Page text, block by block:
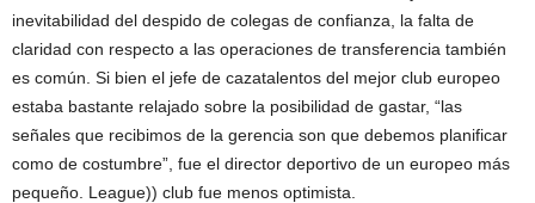
inevitabilidad del despido de colegas de confianza, la falta de
claridad con respecto a las operaciones de transferencia también
es común. Si bien el jefe de cazatalentos del mejor club europeo
estaba bastante relajado sobre la posibilidad de gastar, “las
señales que recibimos de la gerencia son que debemos planificar
como de costumbre”, fue el director deportivo de un europeo más
pequeño. League)) club fue menos optimista.